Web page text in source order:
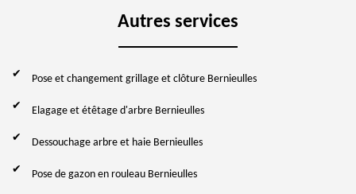
Autres services
Pose et changement grillage et clôture Bernieulles
Elagage et étêtage d'arbre Bernieulles
Dessouchage arbre et haie Bernieulles
Pose de gazon en rouleau Bernieulles